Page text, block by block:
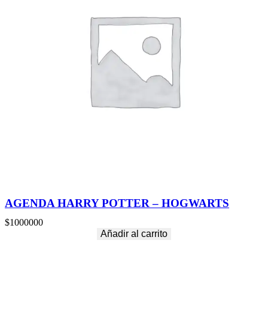
AGENDA HARRY POTTER – HOGWARTS
$1000000
Añadir al carrito